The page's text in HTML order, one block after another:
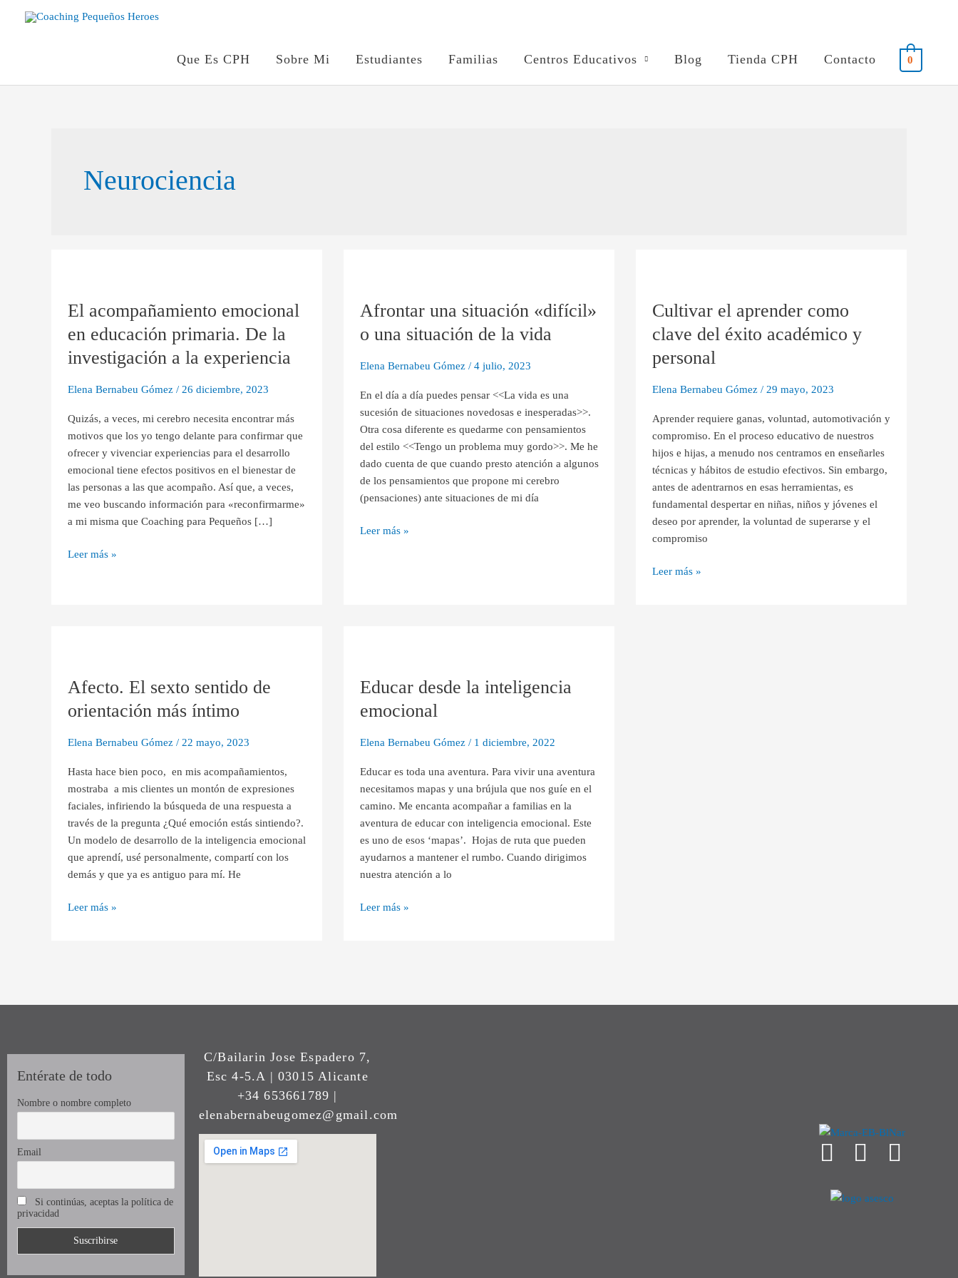
Que Es CPH Sobre Mi Estudiantes Familias Centros Educativos Blog Tienda CPH Contacto 0
Neurociencia
El acompañamiento emocional
en educación primaria. De la
investigación a la experiencia
Elena Bernabeu Gómez / 26 diciembre, 2023
Quizás, a veces, mi cerebro necesita encontrar más
motivos que los yo tengo delante para confirmar que
ofrecer y vivenciar experiencias para el desarrollo
emocional tiene efectos positivos en el bienestar de
las personas a las que acompaño. Así que, a veces,
me veo buscando información para «reconfirmarme»
a mi misma que Coaching para Pequeños […]
emocional
educación
primaria.
la
experiencia
Leer más »
Afrontar una situación «difícil»
o una situación de la vida
Elena Bernabeu Gómez / 4 julio, 2023
En el día a día puedes pensar <<La vida es una
sucesión de situaciones novedosas e inesperadas>>.
Otra cosa diferente es quedarme con pensamientos
del estilo <<Tengo un problema muy gordo>>. Me he
dado cuenta de que cuando presto atención a algunos
de los pensamientos que propone mi cerebro
(pensaciones) ante situaciones de mi día
situación
o
de
la
vida
Leer más »
Cultivar el aprender como
clave del éxito académico y
personal
Elena Bernabeu Gómez / 29 mayo, 2023
Aprender requiere ganas, voluntad, automotivación y
compromiso. En el proceso educativo de nuestros
hijos e hijas, a menudo nos centramos en enseñarles
técnicas y hábitos de estudio efectivos. Sin embargo,
antes de adentrarnos en esas herramientas, es
fundamental despertar en niñas, niños y jóvenes el
deseo por aprender, la voluntad de superarse y el
compromiso
aprender
clave
del
académico
personal
Leer más »
Afecto. El sexto sentido de
orientación más íntimo
Elena Bernabeu Gómez / 22 mayo, 2023
Hasta hace bien poco, en mis acompañamientos,
mostraba a mis clientes un montón de expresiones
faciales, infiriendo la búsqueda de una respuesta a
través de la pregunta ¿Qué emoción estás sintiendo?.
Un modelo de desarrollo de la inteligencia emocional
que aprendí, usé personalmente, compartí con los
demás y que ya es antiguo para mí. He
sexto
sentido
de
íntimo
Leer más »
Educar desde la inteligencia
emocional
Elena Bernabeu Gómez / 1 diciembre, 2022
Educar es toda una aventura. Para vivir una aventura
necesitamos mapas y una brújula que nos guíe en el
camino. Me encanta acompañar a familias en la
aventura de educar con inteligencia emocional. Este
es uno de esos ‘mapas’. Hojas de ruta que pueden
ayudarnos a mantener el rumbo. Cuando dirigimos
nuestra atención a lo
la
inteligencia
emocional
Leer más »
Entérate de todo
Nombre o nombre completo
Email
Si continúas, aceptas la política de
privacidad
C/Bailarin Jose Espadero 7,
Esc 4-5.A | 03015 Alicante
+34 653661789 |
elenabernabeugomez@gmail.com